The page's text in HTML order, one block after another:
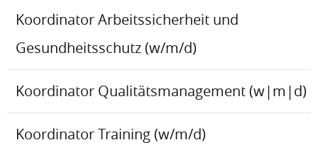
Koordinator Arbeitssicherheit und
Gesundheitsschutz (w/m/d)
Koordinator Qualitätsmanagement (w|m|d)
Koordinator Training (w/m/d)